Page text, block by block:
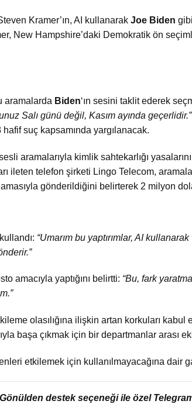
Kramer’ın, AI kullanarak Joe Biden
New Hampshire’daki Demokratik ön
aramalarda Biden‘ın sesini taklit ederek
Salı günü değil, Kasım ayında geçerlidir.”
hafif suç kapsamında yargılanacak.
aramalarıyla kimlik sahtekarlığı
ileten telefon şirketi Lingo Telecom,
gönderildiğini belirterek 2 milyon
“Umarım bu yaptırımlar, AI
amacıyla yaptığını belirtti: “Bu, fark
olasılığına ilişkin artan korkuları kabul
başa çıkmak için bir departmanlar arası
etkilemek için kullanılmayacağına dair
destek seçeneği ile özel